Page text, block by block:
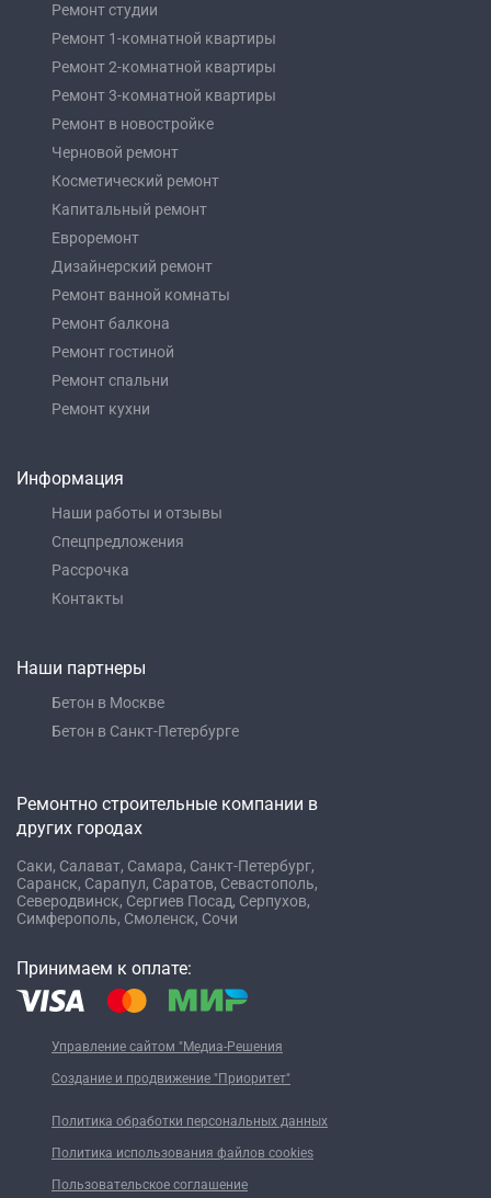
Принимаем к оплате:
Ремонт студии
Ремонт 1-комнатной квартиры
Ремонт 2-комнатной квартиры
Ремонт 3-комнатной квартиры
Ремонт в новостройке
Черновой ремонт
Косметический ремонт
Капитальный ремонт
Евроремонт
Дизайнерский ремонт
Ремонт ванной комнаты
Ремонт балкона
Ремонт гостиной
Ремонт спальни
Ремонт кухни
Информация
Наши работы и отзывы
Спецпредложения
Рассрочка
Контакты
Наши партнеры
Бетон в Москве
Бетон в Санкт-Петербурге
Ремонтно строительные компании в
других городах
Саки, Салават, Самара, Санкт-Петербург,
Саранск, Сарапул, Саратов, Севастополь,
Северодвинск, Сергиев Посад, Серпухов,
Симферополь, Смоленск, Сочи
Управление сайтом "Медиа-Решения
Создание и продвижение "Приоритет"
Политика обработки персональных данных
Политика использования файлов cookies
Пользовательское соглашение